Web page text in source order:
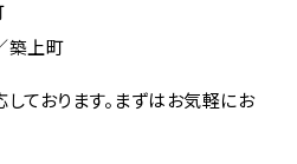
築上町
ております。まずはお気軽にお